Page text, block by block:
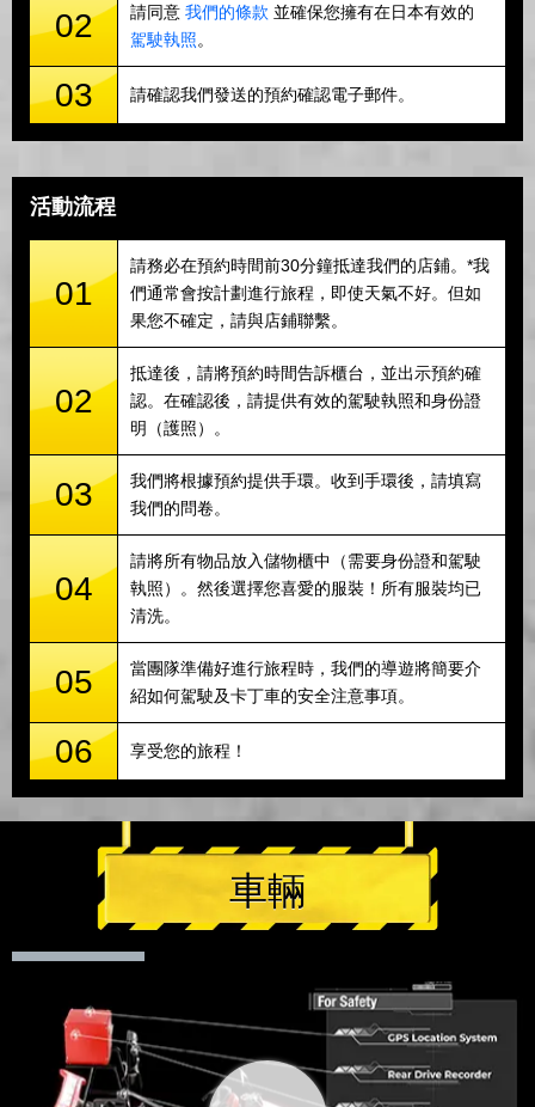
02 請同意 我們的條款 並確保您擁有在日本有效的
駕駛執照。
03 請確認我們發送的預約確認電子郵件。
活動流程
01
請務必在預約時間前30分鐘抵達我們的店鋪。*我
們通常會按計劃進行旅程，即使天氣不好。但如
果您不確定，請與店鋪聯繫。
02
抵達後，請將預約時間告訴櫃台，並出示預約確
認。在確認後，請提供有效的駕駛執照和身份證
明（護照）。
03
我們將根據預約提供手環。收到手環後，請填寫
我們的問卷。
04
請將所有物品放入儲物櫃中（需要身份證和駕駛
執照）。然後選擇您喜愛的服裝！所有服裝均已
清洗。
05
當團隊準備好進行旅程時，我們的導遊將簡要介
紹如何駕駛及卡丁車的安全注意事項。
06 享受您的旅程！
車輛